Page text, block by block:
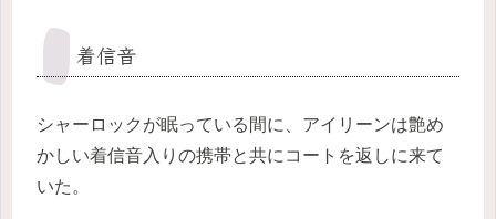
着信音
シャーロックが眠っている間に、アイリーンは艶め
かしい着信音入りの携帯と共にコートを返しに来て
いた。